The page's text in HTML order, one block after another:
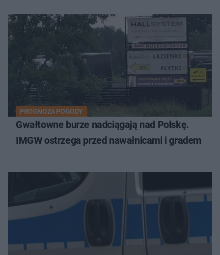
PROGNOZA POGODY
Gwałtowne burze nadciągają nad Polskę.
IMGW ostrzega przed nawałnicami i gradem